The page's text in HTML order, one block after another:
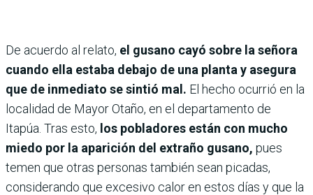
De acuerdo al relato, el gusano cayó sobre la señora
cuando ella estaba debajo de una planta y asegura
que de inmediato se sintió mal. El hecho ocurrió en la
localidad de Mayor Otaño, en el departamento de
Itapúa. Tras esto, los pobladores están con mucho
miedo por la aparición del extraño gusano, pues
temen que otras personas también sean picadas,
considerando que excesivo calor en estos días y que la